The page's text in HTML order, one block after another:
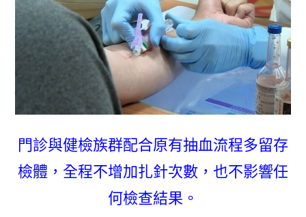
門診與健檢族群配合原有抽血流程多留存
檢體，全程不增加扎針次數，也不影響任
何檢查結果。